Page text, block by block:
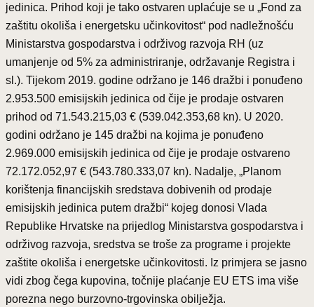
jedinica. Prihod koji je tako ostvaren uplaćuje se u „Fond za
zaštitu okoliša i energetsku učinkovitost“ pod nadležnošću
Ministarstva gospodarstva i održivog razvoja RH (uz
umanjenje od 5% za administriranje, održavanje Registra i
sl.). Tijekom 2019. godine održano je 146 dražbi i ponuđeno
2.953.500 emisijskih jedinica od čije je prodaje ostvaren
prihod od 71.543.215,03 € (539.042.353,68 kn). U 2020.
godini održano je 145 dražbi na kojima je ponuđeno
2.969.000 emisijskih jedinica od čije je prodaje ostvareno
72.172.052,97 € (543.780.333,07 kn). Nadalje, „Planom
korištenja financijskih sredstava dobivenih od prodaje
emisijskih jedinica putem dražbi“ kojeg donosi Vlada
Republike Hrvatske na prijedlog Ministarstva gospodarstva i
održivog razvoja, sredstva se troše za programe i projekte
zaštite okoliša i energetske učinkovitosti. Iz primjera se jasno
vidi zbog čega kupovina, točnije plaćanje EU ETS ima više
porezna nego burzovno-trgovinska obilježja.